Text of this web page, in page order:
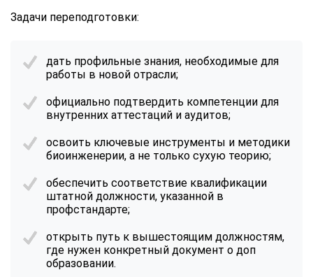
Задачи переподготовки:
дать профильные знания, необходимые для
работы в новой отрасли;
официально подтвердить компетенции для
внутренних аттестаций и аудитов;
освоить ключевые инструменты и методики
биоинженерии, а не только сухую теорию;
обеспечить соответствие квалификации
штатной должности, указанной в
профстандарте;
открыть путь к вышестоящим должностям,
где нужен конкретный документ о доп
образовании.